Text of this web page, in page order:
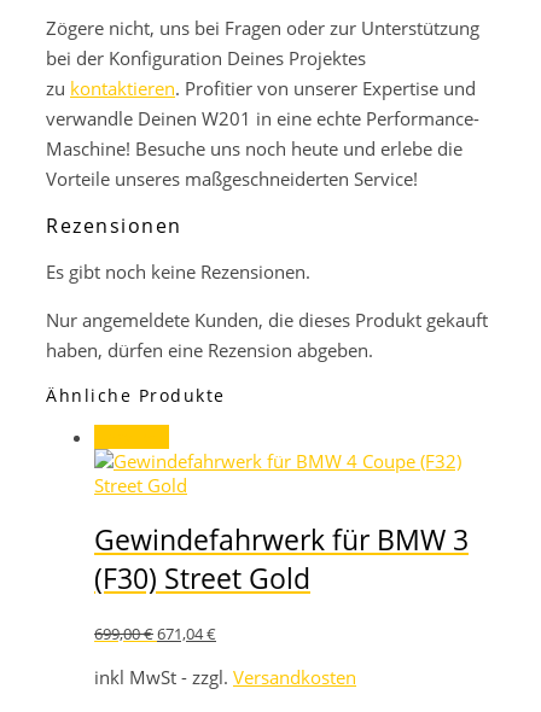
Zögere nicht, uns bei Fragen oder zur Unterstützung
bei der Konfiguration Deines Projektes
zu kontaktieren. Profitier von unserer Expertise und
verwandle Deinen W201 in eine echte Performance-
Maschine! Besuche uns noch heute und erlebe die
Vorteile unseres maßgeschneiderten Service!
Rezensionen
Es gibt noch keine Rezensionen.
Nur angemeldete Kunden, die dieses Produkt gekauft
haben, dürfen eine Rezension abgeben.
Ähnliche Produkte
Gewindefahrwerk für BMW 3
(F30) Street Gold
699,00€Ursprünglicher
war:
699,00 €
671,04€Aktueller
ist:
671,04 €.
inkl MwSt - zzgl. Versandkosten